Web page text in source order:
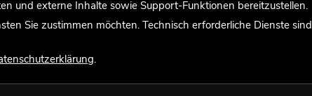
und externe Inhalte sowie Support-Funktionen bereitzustellen.
Sie zustimmen möchten. Technisch erforderliche Dienste sind
.